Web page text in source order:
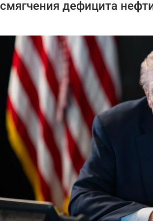
смягчения дефицита